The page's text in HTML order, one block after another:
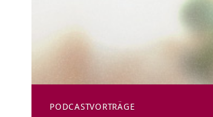
PODCASTVORTRÄGE